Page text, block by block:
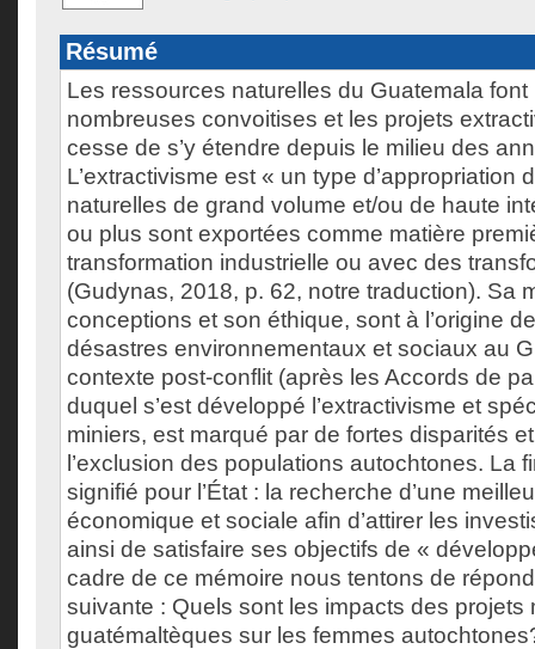
Résumé
Les ressources naturelles du Guatemala font
nombreuses convoitises et les projets
cesse de s’y étendre depuis le milieu des
L’extractivisme est « un type d’appropriation
naturelles de grand volume et/ou de haute
ou plus sont exportées comme matière
transformation industrielle ou avec des
(Gudynas, 2018, p. 62, notre traduction). Sa
conceptions et son éthique, sont à l’origine
désastres environnementaux et sociaux au
contexte post-conflit (après les Accords de
duquel s’est développé l’extractivisme et
miniers, est marqué par de fortes disparités
l’exclusion des populations autochtones. La
signifié pour l’État : la recherche d’une
économique et sociale afin d’attirer les
ainsi de satisfaire ses objectifs de «
cadre de ce mémoire nous tentons de
suivante : Quels sont les impacts des projets
guatémaltèques sur les femmes